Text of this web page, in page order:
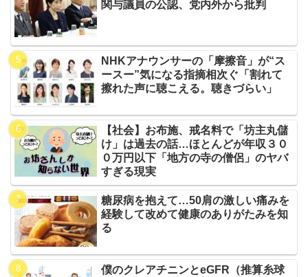
関与議員の公認、党内外から批判
NHKアナウンサーの「摩擦音」が“ス
ースー”気になる指摘相次ぐ「割れて
擦れた声に聴こえる。聴きづらい」
【社会】お布施、戒名料で「坊主丸儲
け」は過去の話…ほとんどが年収３０
０万円以下「地方の寺の僧侶」のヤバ
すぎる現実
糖尿病を抱えて…50肩の激しい痛みを
経験して改めて健康のありがたみを知
る
僕のクレアチニンとeGFR（推算糸球